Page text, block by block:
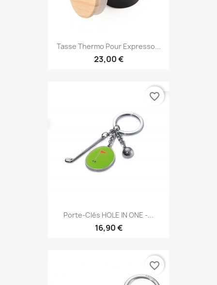
Tasse Thermo Pour Expresso...
23,00 €
Porte-Clés HOLE IN ONE -...
16,90 €
favorite_border
favorite_border